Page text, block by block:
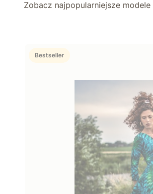
Zobacz najpopularniejsze modele
Bestseller